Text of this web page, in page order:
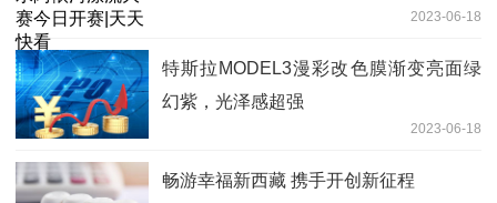
2023-06-18
特斯拉MODEL3漫彩改色膜渐变亮面绿
幻紫，光泽感超强
2023-06-18
畅游幸福新西藏 携手开创新征程